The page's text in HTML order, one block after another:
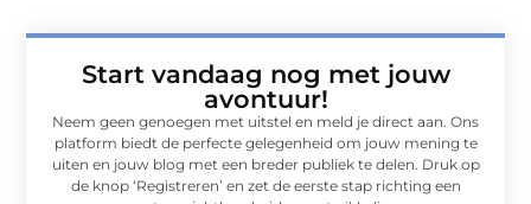
Start vandaag nog met jouw
avontuur!
Neem geen genoegen met uitstel en meld je direct aan. Ons
platform biedt de perfecte gelegenheid om jouw mening te
uiten en jouw blog met een breder publiek te delen. Druk op
de knop ‘Registreren’ en zet de eerste stap richting een